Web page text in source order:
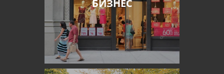
БИЗНЕС